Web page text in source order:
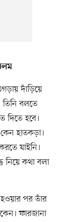
দাঁড়িয়ে
বলতে
হবে।
হাতকড়া।
যাইনি।
নিয়ে কথা বলা
পর তাঁর
ফারজানা